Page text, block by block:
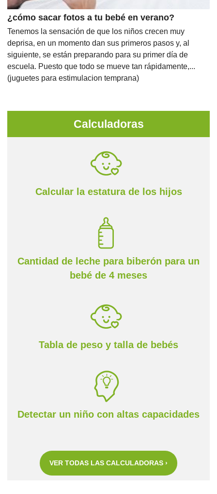
¿cómo sacar fotos a tu bebé en verano?
Tenemos la sensación de que los niños crecen muy
deprisa, en un momento dan sus primeros pasos y, al
siguiente, se están preparando para su primer día de
escuela. Puesto que todo se mueve tan rápidamente,...
(juguetes para estimulacion temprana)
Calculadoras
Calcular la estatura de los hijos
Cantidad de leche para biberón para un
bebé de 4 meses
Tabla de peso y talla de bebés
Detectar un niño con altas capacidades
VER TODAS LAS CALCULADORAS ›